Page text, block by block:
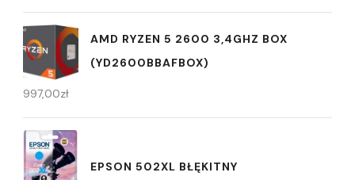
AMD RYZEN 5 2600 3,4GHZ BOX
(YD2600BBAFBOX)
997,00zł
EPSON 502XL BŁĘKITNY